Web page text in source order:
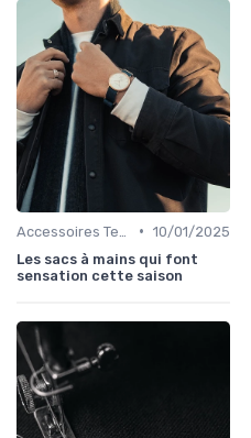
• 10/01/2025
Les sacs à mains qui font
sensation cette saison